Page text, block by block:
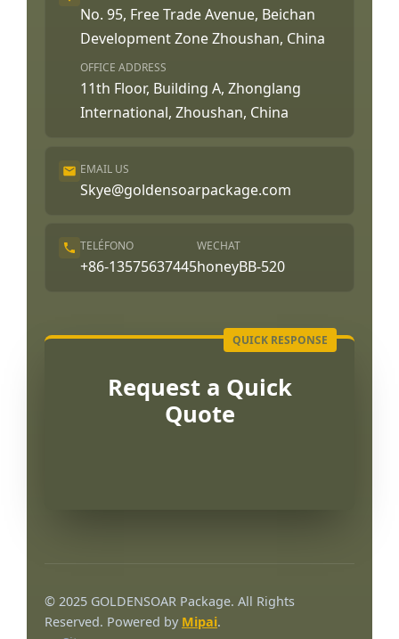
No. 95, Free Trade Avenue, Beichan
Development Zone Zhoushan, China
OFFICE ADDRESS
11th Floor, Building A, Zhonglang
International, Zhoushan, China
EMAIL US
Skye@goldensoarpackage.com
TELÉFONO
+86-13575637445
WECHAT
honeyBB-520
Request a Quick
Quote
© 2025 GOLDENSOAR Package. All Rights
Reserved. Powered by Mipai.